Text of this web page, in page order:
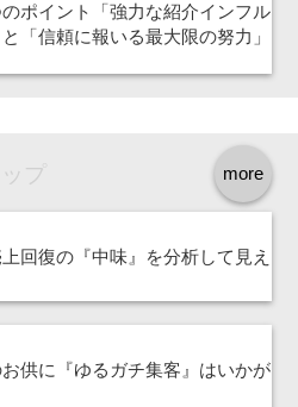
ポイント「強力な紹介インフル
「信頼に報いる最大限の努力」
more
プ
回復の『中味』を分析して見え
供に『ゆるガチ集客』はいかが